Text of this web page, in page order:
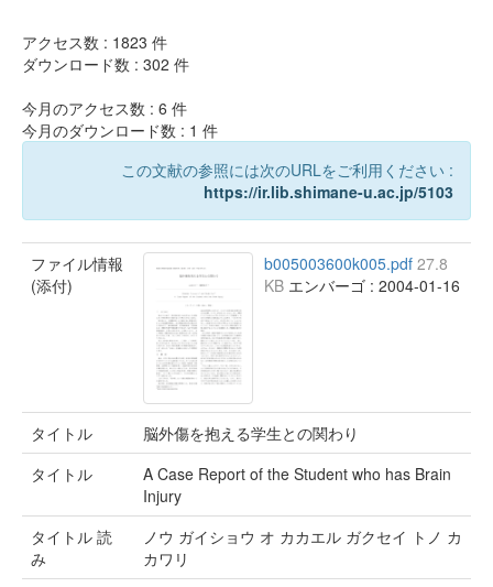
アクセス数 : 1823 件
ダウンロード数 : 302 件
今月のアクセス数 : 6 件
今月のダウンロード数 : 1 件
この文献の参照には次のURLをご利用ください :
https://ir.lib.shimane-u.ac.jp/5103
ファイル情報
(添付)
b005003600k005.pdf 27.8
KB エンバーゴ : 2004-01-16
タイトル
脳外傷を抱える学生との関わり
タイトル
A Case Report of the Student who has Brain
Injury
タイトル 読
み
ノウ ガイショウ オ カカエル ガクセイ トノ カ
カワリ